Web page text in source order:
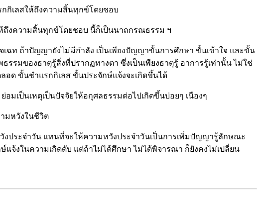
กิเลสให้ถึงความสิ้นทุกข์โดยชอบ
งความสิ้นทุกข์โดยชอบ นี้ก็เป็นนาถกรณธรรม ฯ
ฉท ถ้าปัญญายังไม่มีกำลัง เป็นเพียงปัญญาขั้นการศึกษา ขั้นเข้าใจ และขั้น
รมของธาตุรู้สิ่งที่ปรากฏทางตา ซึ่งเป็นเพียงธาตุรู้ อาการรู้เท่านั้น ไม่ใช่
ด ขั้นชำแรกกิเลส ขั้นประจักษ์แจ้งจะเกิดขึ้นได้
มเป็นเหตุเป็นปัจจัยให้อกุศลธรรมต่อไปเกิดขึ้นบ่อยๆ เนืองๆ
มหวังในชีวิต
งประจำวัน แทนที่จะให้ความหวังประจำวันเป็นการเพิ่มปัญญารู้ลักษณะ
งในความเกิดดับ แต่ถ้าไม่ได้ศึกษา ไม่ได้พิจารณา ก็ยังคงไม่เปลี่ยน